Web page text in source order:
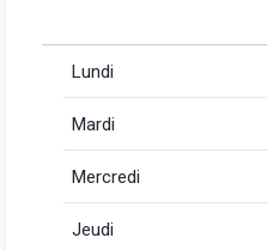
Lundi
Mardi
Mercredi
Jeudi